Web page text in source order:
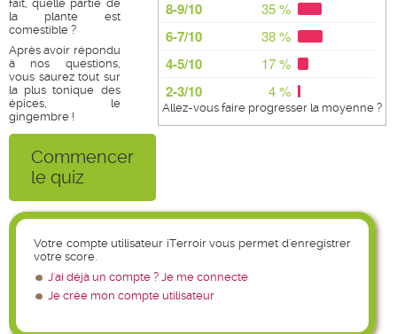
Allez-vous faire progresser la moyenne ?
fait, quelle partie de
la plante est
comestible ?
Après avoir répondu
à nos questions,
vous saurez tout sur
la plus tonique des
épices, le
gingembre !
Commencer
le quiz
Votre compte utilisateur iTerroir vous permet d'enregistrer
votre score.
J'ai déjà un compte ? Je me connecte
Je crée mon compte utilisateur